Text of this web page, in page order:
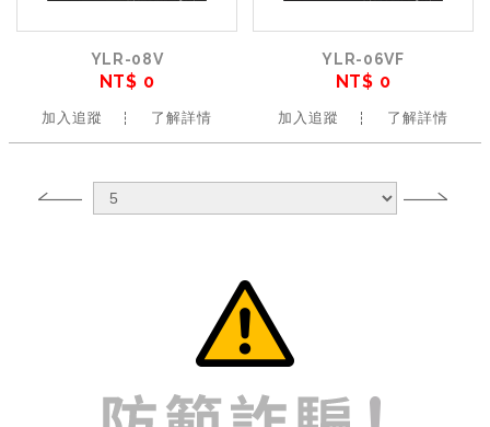
YLR-08V
NT$ 0
加入追蹤 了解詳情
YLR-06VF
NT$ 0
加入追蹤 了解詳情